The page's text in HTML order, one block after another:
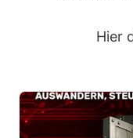
Hier